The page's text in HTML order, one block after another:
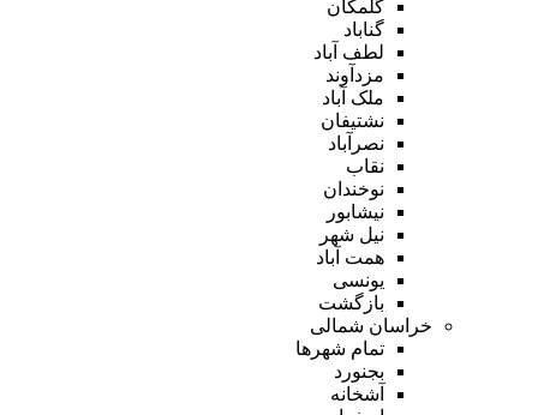
گلمکان
گناباد
لطف آباد
مزدآوند
ملک آباد
نشتیفان
نصرآباد
نقاب
نوخندان
نیشابور
نیل شهر
همت آباد
یونسی
بازگشت
خراسان شمالی
تمام شهر‌ها
بجنورد
آشخانه